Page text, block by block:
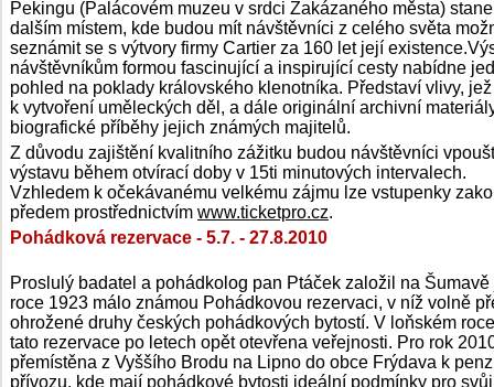
Pekingu (Palácovém muzeu v srdci Zakázaného města) stane
dalším místem, kde budou mít návštěvníci z celého světa
seznámit se s výtvory firmy Cartier za 160 let její
návštěvníkům formou fascinující a inspirující cesty nabídne
pohled na poklady královského klenotníka. Představí vlivy,
k vytvoření uměleckých děl, a dále originální archivní
biografické příběhy jejich známých majitelů.
Z důvodu zajištění kvalitního zážitku budou návštěvníci
výstavu během otvírací doby v 15ti minutových intervalech.
Vzhledem k očekávanému velkému zájmu lze vstupenky
předem prostřednictvím www.ticketpro.cz.
Pohádková rezervace - 5.7. - 27.8.2010
Proslulý badatel a pohádkolog pan Ptáček založil na Šumavě
roce 1923 málo známou Pohádkovou rezervaci, v níž volně
ohrožené druhy českých pohádkových bytostí. V loňském
tato rezervace po letech opět otevřena veřejnosti. Pro rok
přemístěna z Vyššího Brodu na Lipno do obce Frýdava k
přívozu, kde mají pohádkové bytosti ideální podmínky pro